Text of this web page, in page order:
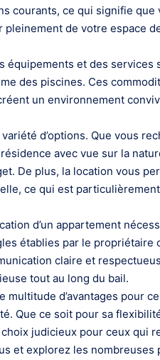
courants, ce qui signifie que
de votre espace
équipements et des services
des piscines. Ces
un environnement
d’options. Que vous
avec vue sur la
De plus, la location vous
ce qui est
d’un appartement
établies par le propriétaire
claire et
tout au long du bail.
d’avantages pour
Que ce soit pour sa
judicieux pour ceux qui
et explorez les